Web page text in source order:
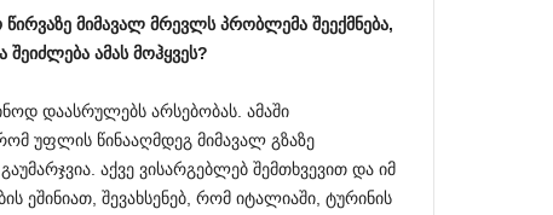
წირვაზე მიმავალ მრევლს პრობლემა შეექმნება,
შეიძლება ამას მოჰყვეს?
დაასრულებს არსებობას. ამაში
უფლის წინააღმდეგ მიმავალ გზაზე
აქვე ვისარგებლებ შემთხვევით და იმ
ეშინიათ, შევახსენებ, რომ იტალიაში, ტურინის